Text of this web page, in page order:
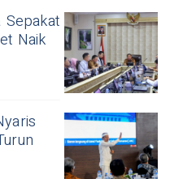
Sepakat
Naik